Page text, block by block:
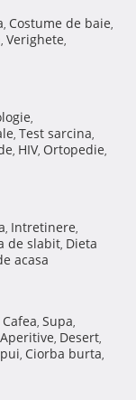
, Costume de baie,
, Verighete,
,
, Test sarcina,
, HIV, Ortopedie,
, Intretinere,
de slabit, Dieta
acasa
Cafea, Supa,
Aperitive, Desert,
, Ciorba burta,